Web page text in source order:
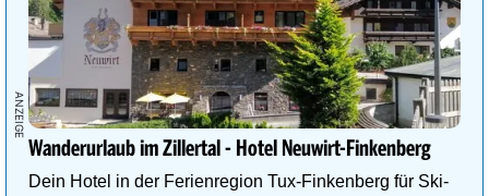
Wanderurlaub im Zillertal - Hotel Neuwirt-Finkenberg
Dein Hotel in der Ferienregion Tux-Finkenberg für Ski-